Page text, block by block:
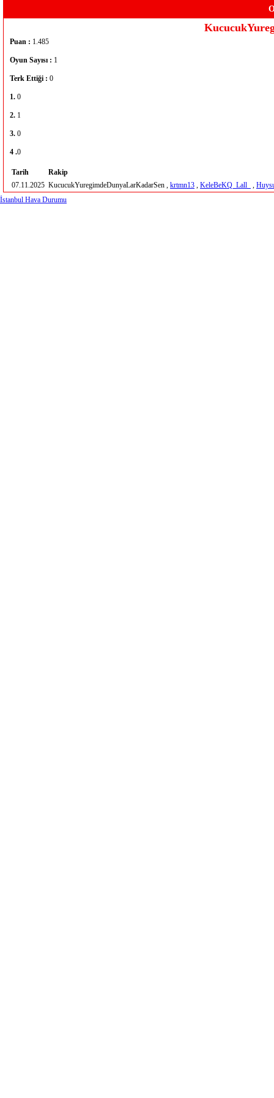
Puan : 1.485
Oyun Sayısı : 1
Terk Ettiği : 0
1. 0
2. 1
3. 0
4 .0
Tarih
Rakip
07.11.2025 KucucukYuregimdeDunyaLarKadarSen , krtmn13 , KeleBeKQ_Lall_ ,
İstanbul Hava Durumu